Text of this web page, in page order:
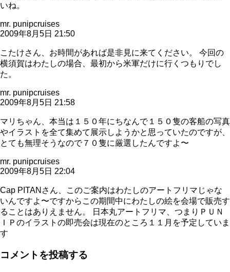
いね。
mr. punipcruises
2009年8月5日 21:50
こたけさん、お時間があれば是非見に来てください。 今回の
横須賀はわたしの場合、最初から米軍だけに行くつもりでし
た。
mr. punipcruises
2009年8月5日 21:58
マリちゃん、本当は１５０年にちなんで１５０隻の客船の写真
やイラストを全て集めて展示しようかと思っていたのですが、
とても無理そうなので７０隻に厳選したんですよ〜
mr. punipcruises
2009年8月5日 22:04
Cap PITANさん、このご案内はわたしのアートフリマじゃな
いんですよ〜ですからこの期間中にわたしの絵を会場で販売す
ることはありえません。 日本丸アートフリマ、つまりＰＵＮ
ＩＰのイラストの即売会は現在のところ１１月を予定していま
す
コメントを投稿する